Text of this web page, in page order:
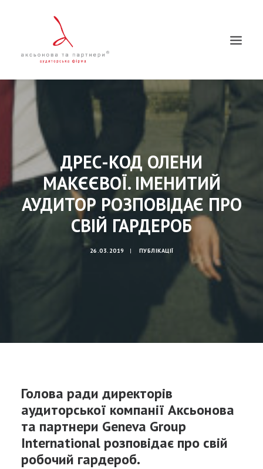
Пошук
ДРЕС-КОД ОЛЕНИ
МАКЄЄВОЇ. ІМЕНИТИЙ
АУДИТОР РОЗПОВІДАЄ ПРО
СВІЙ ГАРДЕРОБ
26.03.2019 | ПУБЛІКАЦІЇ
Голова ради директорів
аудиторської компанії Аксьонова
та партнери Geneva Group
International розповідає про свій
робочий гардероб.